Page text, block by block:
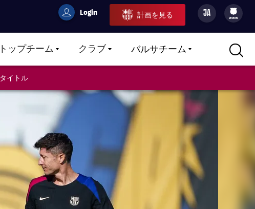
userCulers
Login 計画を見る JA
filled-badge
www
トップチームLABEL.ARIA.CARETDOWN
クラブLABEL.ARIA.CARETDOWN
バルサチームLABEL.ARIA.CARETDOWN
タイトル